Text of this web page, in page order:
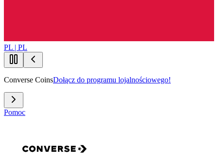
PL | PL
Converse CoinsDołącz do programu lojalnościowego!
Pomoc